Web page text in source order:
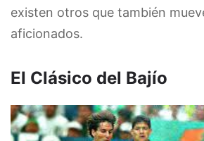
existen otros que también
aficionados.
El Clásico del Bajío